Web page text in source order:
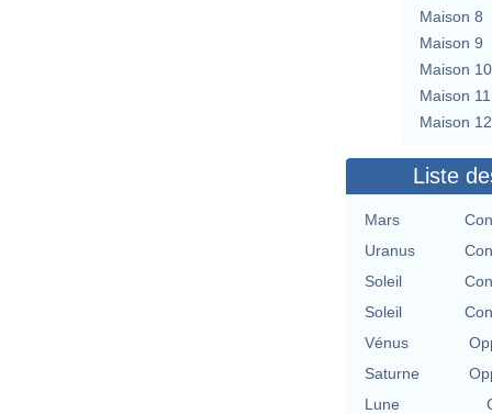
Maison 8
Maison 9
Maison 10
Maison 11
Maison 12
Liste
Mars
Uranus
Soleil
Soleil
Vénus
Saturne
Lune